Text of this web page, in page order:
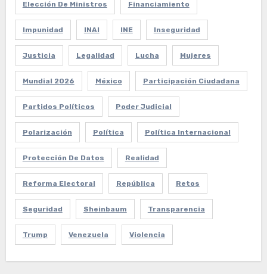
Elección De Ministros Financiamiento
Impunidad INAI INE Inseguridad
Justicia Legalidad Lucha Mujeres
Mundial 2026 México Participación Ciudadana
Partidos Políticos Poder Judicial
Polarización Política Política Internacional
Protección De Datos Realidad
Reforma Electoral República Retos
Seguridad Sheinbaum Transparencia
Trump Venezuela Violencia